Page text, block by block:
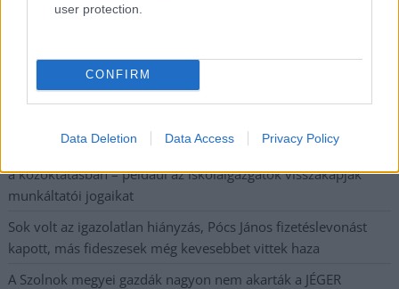
user protection.
CONFIRM
Data Deletion Data Access Privacy Policy
kerékpárgyár dolgozóinak megsegítéséről
rekord is megdőlt
Egy telefonhívást akart, végül rendőrök vitték el a mezőtúri
a közoktatásban – például az iskolaigazgatók visszakapják
munkáltatói jogaikat
Sok volt az igazolatlan hiányzás, Pócs János fizetéslevonást
kapott, más fideszesek még kevesebbet vittek haza
A Szolnok megyei gazdák nagyon nem akarták a JÉGER